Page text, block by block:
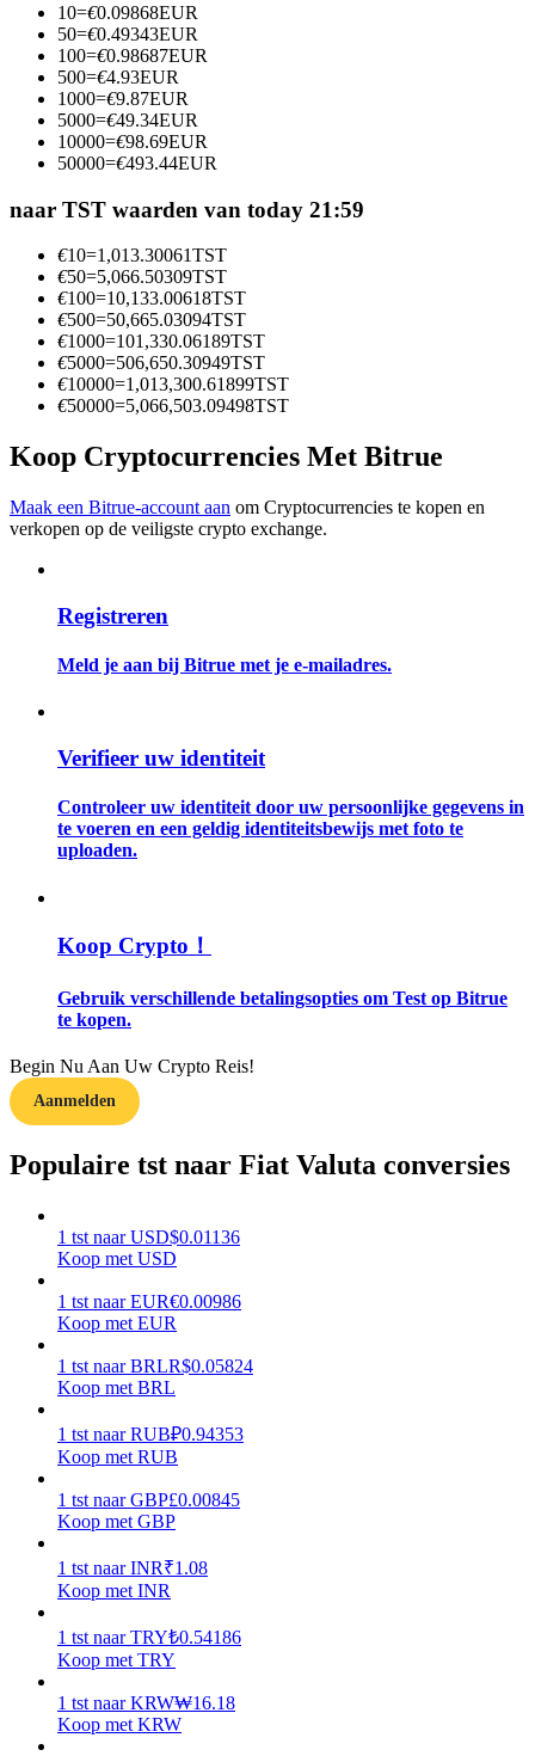
Word een Copy Trader
Geniet van winstdeling en copy trading commissies
Informatie
Handelsstrategieën
Leer hoe u winstgevend kunt blijven
Verdienen
Macht varkentje
10=€0.09868EUR
50=€0.49343EUR
100=€0.98687EUR
500=€4.93EUR
1000=€9.87EUR
5000=€49.34EUR
10000=€98.69EUR
50000=€493.44EUR
naar TST waarden van today 21:59
€10=1,013.30061TST
€50=5,066.50309TST
€100=10,133.00618TST
€500=50,665.03094TST
€1000=101,330.06189TST
€5000=506,650.30949TST
€10000=1,013,300.61899TST
€50000=5,066,503.09498TST
Koop Cryptocurrencies Met Bitrue
Maak een Bitrue-account aan om Cryptocurrencies te kopen en
verkopen op de veiligste crypto exchange.
Registreren
Meld je aan bij Bitrue met je e-mailadres.
Verifieer uw identiteit
Controleer uw identiteit door uw persoonlijke gegevens in
te voeren en een geldig identiteitsbewijs met foto te
uploaden.
Koop Crypto！
Gebruik verschillende betalingsopties om Test op Bitrue
te kopen.
Begin Nu Aan Uw Crypto Reis!
Aanmelden
Populaire tst naar Fiat Valuta conversies
1 tst naar USD$0.01136
Koop met USD
1 tst naar EUR€0.00986
Koop met EUR
1 tst naar BRLR$0.05824
Koop met BRL
1 tst naar RUB₽0.94353
Koop met RUB
1 tst naar GBP£0.00845
Koop met GBP
1 tst naar INR₹1.08
Koop met INR
1 tst naar TRY₺0.54186
Koop met TRY
1 tst naar KRW₩16.18
Koop met KRW